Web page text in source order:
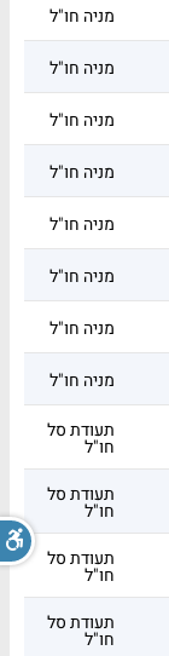
מניה חו"ל
מניה חו"ל
מניה חו"ל
מניה חו"ל
מניה חו"ל
מניה חו"ל
מניה חו"ל
מניה חו"ל
תעודת סל
חו"ל
תעודת סל
חו"ל
תעודת סל
חו"ל
תעודת סל
חו"ל